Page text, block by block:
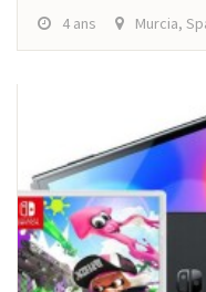
4 ans Murcia,